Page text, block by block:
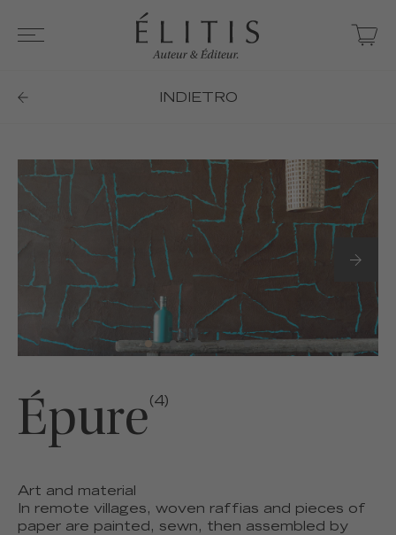
INDIETRO
Épure(4)
Art and material
In remote villages, woven raffias and pieces of
paper are painted, sewn, then assembled by